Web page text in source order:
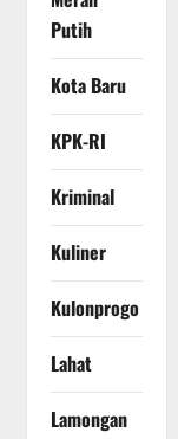
Putih
Kota Baru
KPK-RI
Kriminal
Kuliner
Kulonprogo
Lahat
Lamongan